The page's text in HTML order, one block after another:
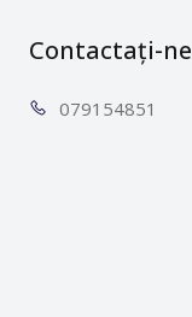
Contactați-ne
0791 54851